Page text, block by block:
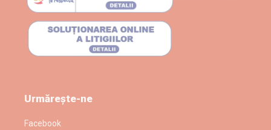
Urmărește-ne
Facebook